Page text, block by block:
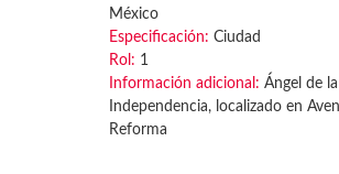
México
Especificación: Ciudad
Rol: 1
Información adicional: Ángel de la
Independencia, localizado en
Reforma